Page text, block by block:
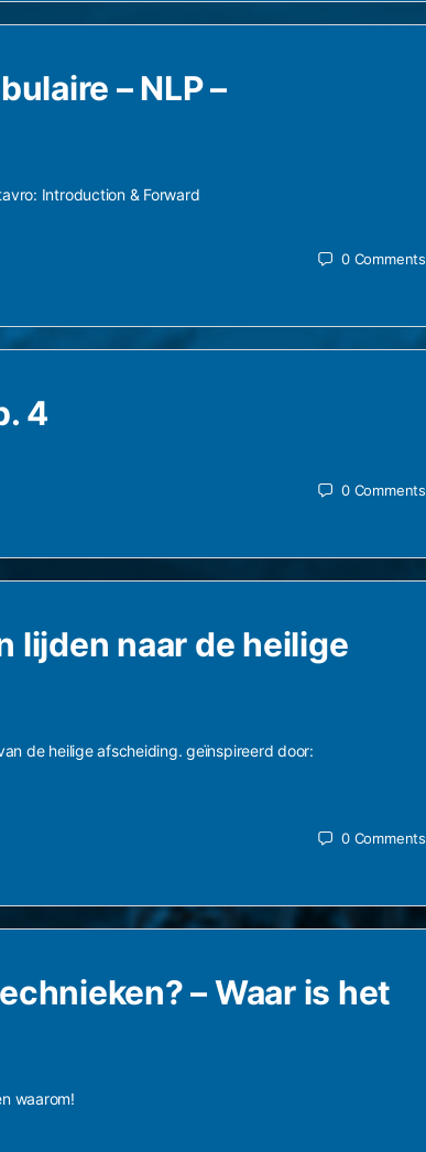
– NLP –
Introduction & Forward
0 Comments
4
0 Comments
lijden naar de heilige
de heilige afscheiding. geïnspireerd door:
0 Comments
– Waar is het
waarom!